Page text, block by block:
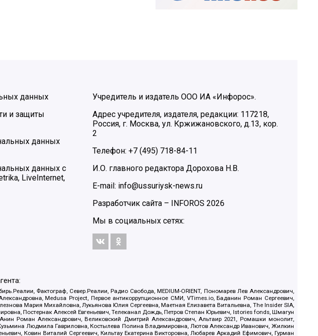
данных
и защиты
данных
данных с
LiveInternet,
Учредитель и издатель ООО ИА «Инфорос».
Адрес учредителя, издателя, редакции: 117218,
Россия, г. Москва, ул. Кржижановского, д.13, кор.
2
Телефон: +7 (495) 718-84-11
И.О. главного редактора Дорохова Н.В.
E-mail: info@ussuriysk-news.ru
Разработчик сайта – INFOROS 2026
Мы в социальных сетях:
Фактограф, Север.Реалии, Радио Свобода, MEDIUM-ORIENT, Пономарев Лев Александрович,
Medusa Project, Первое антикоррупционное СМИ, VTimes.io, Баданин Роман Сергеевич,
Мария Михайловна, Лукьянова Юлия Сергеевна, Маетная Елизавета Витальевна, The Insider SIA,
Постернак Алексей Евгеньевич, Телеканал Дождь, Петров Степан Юрьевич, Istories fonds, Шмагун
Роман Александрович, Великовский Дмитрий Александрович, Альтаир 2021, Ромашки монолит,
Людмила Гавриловна, Костылева Полина Владимировна, Лютов Александр Иванович, Жилкин
Ковин Виталий Сергеевич, Кильтау Екатерина Викторовна, Любарев Аркадий Ефимович, Гурман